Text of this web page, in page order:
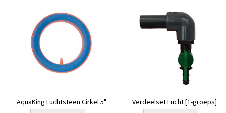
AquaKing Luchtsteen Cirkel 5" Verdeelset Lucht [1-groeps]